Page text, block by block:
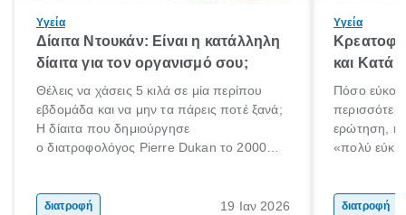
Υγεία
Δίαιτα Ντουκάν: Είναι η κατάλληλη
δίαιτα για τον οργανισμό σου;
Θέλεις να χάσεις 5 κιλά σε μία περίπου
εβδομάδα και να μην τα πάρεις ποτέ ξανά;
Η δίαιτα που δημιούργησε
ο διατροφολόγος Pierre Dukan το 2000
δημητριακά ολικής άλεσης, άφθονο νερό,
διατροφή 19 Ιαν 2026
Υγεία
και Κατά
Πόσο
ερώτηση, η
«πολύ
ακόμα
διατροφή